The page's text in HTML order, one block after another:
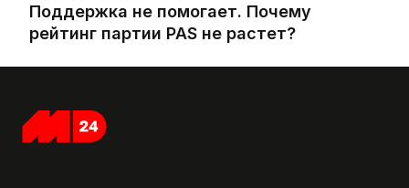
Поддержка не помогает. Почему
рейтинг партии PAS не растет?